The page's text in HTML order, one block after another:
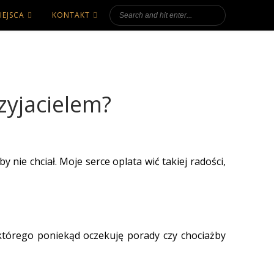
KONTAKT
nie chciał. Moje serce oplata wić takiej radości,
poniekąd oczekuję porady czy chociażby